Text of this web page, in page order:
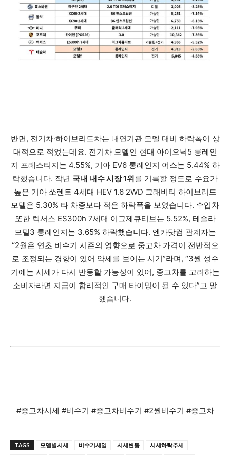
반면, 전기차·하이브리드차는 내연기관 모델 대비 하락폭이 상
대적으로 적었는데요. 전기차 모델인 현대 아이오닉5 롱레인
지 프레스티지는 4.55%, 기아 EV6 롱레인지 어스는 5.44% 하
락했습니다. 작년 국내 내수 시장 1위를 기록할 정도로 수요가
높은 기아 쏘렌토 4세대 HEV 1.6 2WD 그래비티 하이브리드
모델은 5.30% 타 차종보다 적은 하락폭을 보였습니다. 수입차
또한 렉서스 ES300h 7세대 이그제큐티브는 5.52%, 테슬라
모델3 롱레인지는 3.65% 하락했습니다. 엔카닷컴 관계자는
“2월은 연초 비수기 시즌의 영향으로 중고차 가격이 전반적으
로 조정되는 경향이 있어 약세를 보이는 시기”라며, “3월 성수
기에는 시세가 다시 반등할 가능성이 있어, 중고차를 고려하는
소비자라면 지금이 합리적인 구매 타이밍이 될 수 있다”고 말
했습니다.
#중고차시세 #비수기 #중고차비수기 #2월비수기 #중고차
TAGS 모델별시세 비수기세일 시세변동
시세하락추세